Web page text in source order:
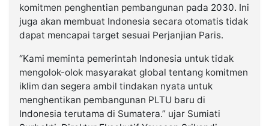
komitmen penghentian pembangunan pada 2030. Ini
juga akan membuat Indonesia secara otomatis tidak
dapat mencapai target sesuai Perjanjian Paris.
“Kami meminta pemerintah Indonesia untuk tidak
mengolok-olok masyarakat global tentang komitmen
iklim dan segera ambil tindakan nyata untuk
menghentikan pembangunan PLTU baru di
Indonesia terutama di Sumatera.” ujar Sumiati